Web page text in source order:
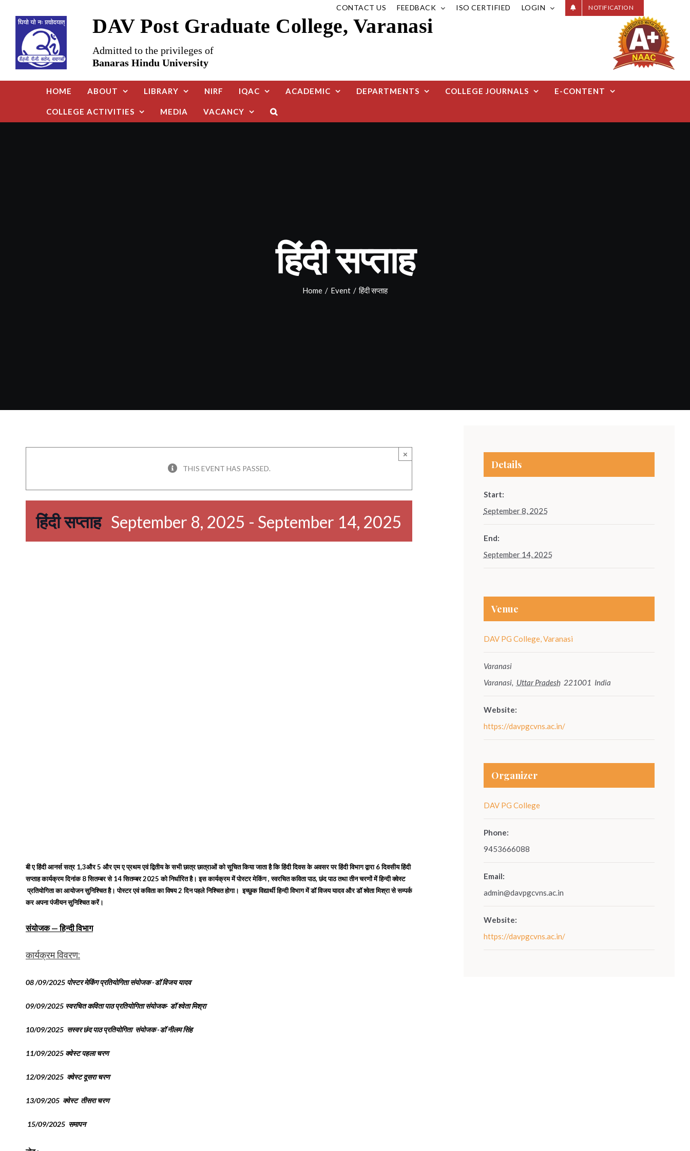
content
CONTACT US FEEDBACK ISO CERTIFIED LOGIN NOTIFICATION
DAV Post Graduate College, Varanasi
Admitted to the privileges of
Banaras Hindu University
HOME ABOUT LIBRARY NIRF IQAC ACADEMIC DEPARTMENTS COLLEGE JOURNALS E-CONTENT
COLLEGE ACTIVITIES MEDIA VACANCY
हिंदी सप्ताह
Home / Event / हिंदी सप्ताह
×
THIS EVENT HAS PASSED.
हिंदी सप्ताह September 8, 2025 - September 14, 2025
बी ए हिंदी आनर्स सत्र1,3और5 और एम ए प्रथम एवं द्वितीय के सभी छात्र छात्राओं को सूचित किया जाता है कि हिंदी दिवस के अवसर पर हिंदी विभाग द्वारा6दिवसीय हिंदी
सप्ताह कार्यक्रम दिनांक8सितम्बर से14सितम्बर2025को निर्धारित है। इस कार्यक्रम में पोस्टर मेकिंग,स्वरचित कविता पाठ,छंद पाठ तथा तीन चरणों में हिन्दी क्वेस्ट
प्रतियोगिता का आयोजन सुनिश्चित है। पोस्टर एवं कविता का विषय2दिन पहले निश्चित होगा। इच्छुक विद्यार्थी हिन्दी विभाग में डॉ विजय यादव और डॉ श्वेता मिश्रा से सम्पर्क
कर अपना पंजीयन सुनिश्चित करें।
संयोजक — हिन्दी विभाग
कार्यक्रम विवरण:
08 /09/2025 पोस्टर मेकिंग प्रतियोगिता संयोजक -डॉ विजय यादव
09/09/2025 स्वरचित कविता पाठ प्रतियोगिता संयोजक- डॉ श्वेता मिश्रा
10/09/2025 सस्वर छंद पाठ प्रतियोगिता संयोजक -डॉ नीलम सिंह
11/09/2025 क्वेस्ट पहला चरण
12/09/2025 क्वेस्ट दूसरा चरण
13/09/205 क्वेस्ट तीसरा चरण
15/09/2025 समापन
Details
Start:
September 8, 2025
End:
September 14, 2025
Venue
DAV PG College, Varanasi
Varanasi
Varanasi, Uttar Pradesh 221001 India
Website:
https://davpgcvns.ac.in/
Organizer
DAV PG College
Phone:
9453666088
Email:
admin@davpgcvns.ac.in
Website:
https://davpgcvns.ac.in/